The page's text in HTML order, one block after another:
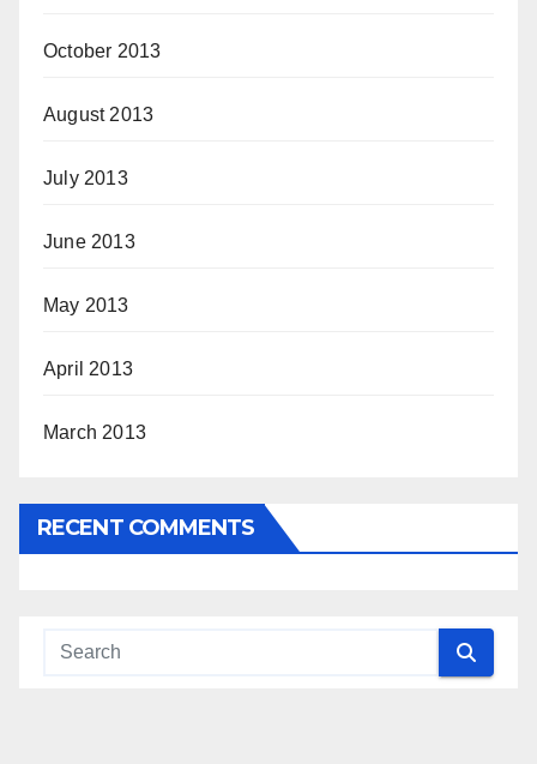
October 2013
August 2013
July 2013
June 2013
May 2013
April 2013
March 2013
RECENT COMMENTS